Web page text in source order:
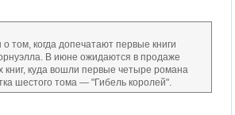
том, когда допечатают первые книги
В июне ожидаются в продаже
книг, куда вошли первые четыре романа
шестого тома — "Гибель королей".